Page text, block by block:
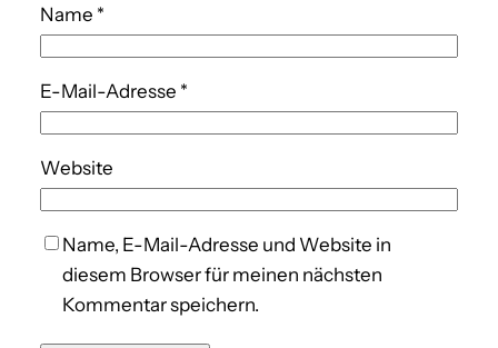
Name *
E-Mail-Adresse *
Website
Name, E-Mail-Adresse und Website in
diesem Browser für meinen nächsten
Kommentar speichern.